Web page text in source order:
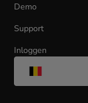
Demo
Support
Inloggen
tab)